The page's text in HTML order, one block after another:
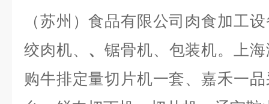
（苏州）食品有限公司肉食加工
绞肉机、 、锯骨机、包装机。上
购牛排定量切片机一套、嘉禾一